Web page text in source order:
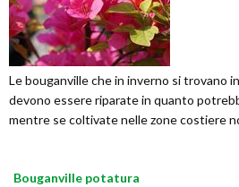
Le bouganville che in inverno si trovano
devono essere riparate in quanto
mentre se coltivate nelle zone costiere
Bouganville potatura